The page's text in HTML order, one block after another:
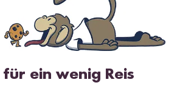
für ein wenig Reis